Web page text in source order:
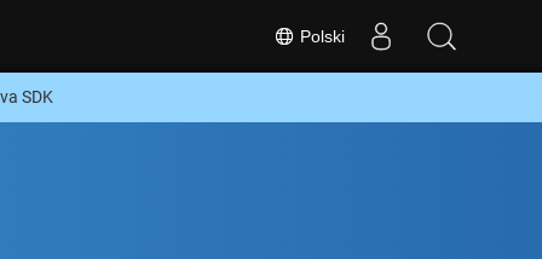
Polski
SDK